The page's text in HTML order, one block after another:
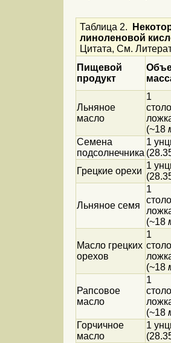
Таблица 2.
линоленовой
Цитата, См.
Пищевой
продукт
Льняное
масло
1
(~18
Семена
подсолнечника
1
Грецкие орехи
1
Льняное семя
1
(~18
Масло грецких
орехов
1
(~18
Рапсовое
масло
1
(~18
Горчичное
масло
1